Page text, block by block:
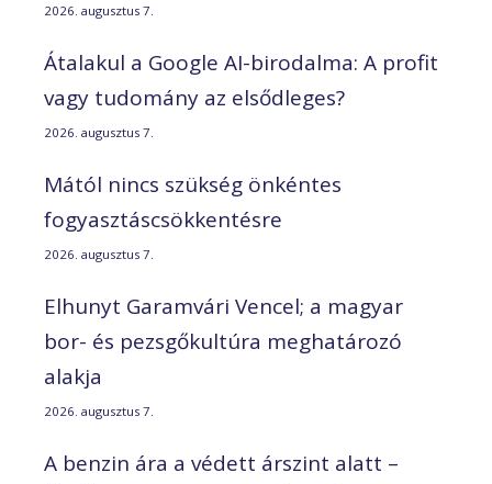
2026. augusztus 7.
Átalakul a Google AI-birodalma: A profit
vagy tudomány az elsődleges?
2026. augusztus 7.
Mától nincs szükség önkéntes
fogyasztáscsökkentésre
2026. augusztus 7.
Elhunyt Garamvári Vencel; a magyar
bor- és pezsgőkultúra meghatározó
alakja
2026. augusztus 7.
A benzin ára a védett árszint alatt –